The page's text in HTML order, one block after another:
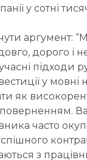
у сотні
аргумент:
дорого і
підходи
у мовні
як
часто
з